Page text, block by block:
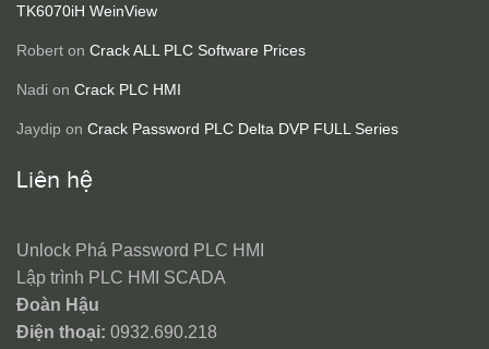
TK6070iH WeinView
Robert on Crack ALL PLC Software Prices
Nadi on Crack PLC HMI
Jaydip on Crack Password PLC Delta DVP FULL Series
Liên hệ
Unlock Phá Password PLC HMI
Lập trình PLC HMI SCADA
Đoàn Hậu
Điện thoại: 0932.690.218